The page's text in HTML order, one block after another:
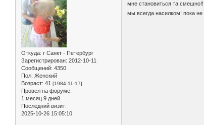
Откуда: г Санкт - Петербург
Зарегистрирован: 2012-10-11
Сообщений: 4350
Пол: Женский
Возраст: 41 [1984-11-17]
Провел на форуме:
1 месяц 9 дней
Последний визит:
2025-10-26 15:05:10
мне становиться та
мы всегда насилком! пока